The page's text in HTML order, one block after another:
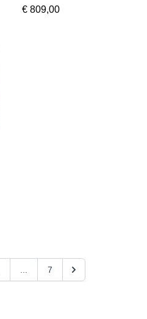
E, schwarz, 85 ″,
€ 809,00
7